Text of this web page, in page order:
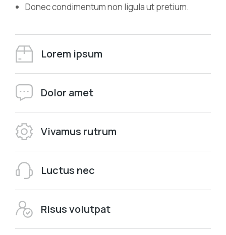
Donec condimentum non ligula ut pretium.
Lorem ipsum
Dolor amet
Vivamus rutrum
Luctus nec
Risus volutpat